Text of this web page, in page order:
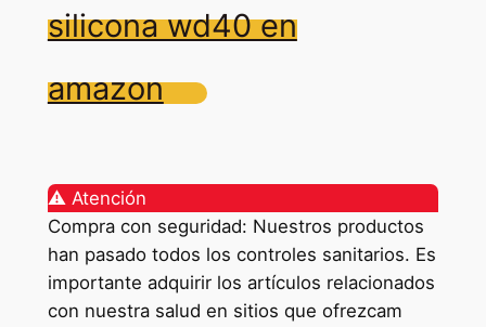
silicona wd40 en
amazon
⚠️ Atención
Compra con seguridad: Nuestros productos
han pasado todos los controles sanitarios. Es
importante adquirir los artículos relacionados
con nuestra salud en sitios que ofrezcam